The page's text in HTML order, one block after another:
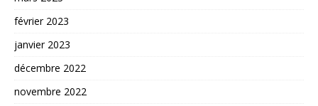
février 2023
janvier 2023
décembre 2022
novembre 2022